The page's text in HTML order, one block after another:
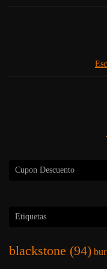
Cupon Descuento
Etiquetas
blackstone (94)